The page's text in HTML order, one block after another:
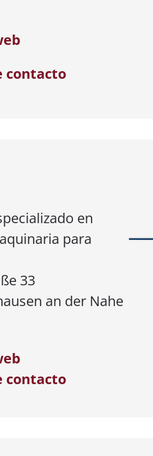
contacto
en
para
33
an der Nahe
contacto